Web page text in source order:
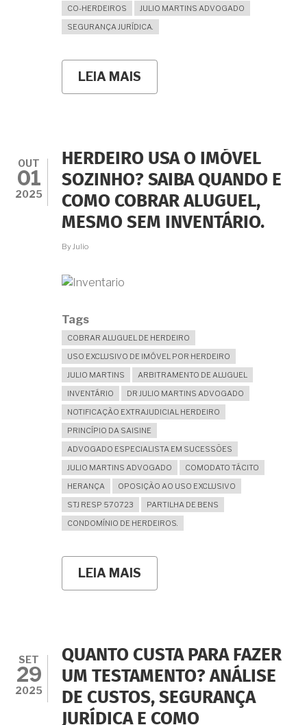
CO-HERDEIROS
JULIO MARTINS ADVOGADO
SEGURANÇA JURÍDICA.
LEIA MAIS
CESSÃO
BEM
SINGULAR:
É
VÁLIDA
OU
NULA?
ENTENDA
OUT
01
2025
HERDEIRO USA O IMÓVEL
SOZINHO? SAIBA QUANDO E
COMO COBRAR ALUGUEL,
MESMO SEM INVENTÁRIO.
ByJulio
Tags
COBRAR ALUGUEL DE HERDEIRO
USO EXCLUSIVO DE IMÓVEL POR HERDEIRO
JULIO MARTINS
ARBITRAMENTO DE ALUGUEL
INVENTÁRIO
DR JULIO MARTINS ADVOGADO
NOTIFICAÇÃO EXTRAJUDICIAL HERDEIRO
PRINCÍPIO DA SAISINE
ADVOGADO ESPECIALISTA EM SUCESSÕES
JULIO MARTINS ADVOGADO
COMODATO TÁCITO
HERANÇA
OPOSIÇÃO AO USO EXCLUSIVO
STJ RESP 570723
PARTILHA DE BENS
CONDOMÍNIO DE HERDEIROS.
LEIA MAIS
HERDEIRO
SAIBA
QUANDO
E
COMO
COBRAR
ALUGUEL,
MESMO
SET
29
2025
QUANTO CUSTA PARA FAZER
UM TESTAMENTO? ANÁLISE
DE CUSTOS, SEGURANÇA
JURÍDICA E COMO